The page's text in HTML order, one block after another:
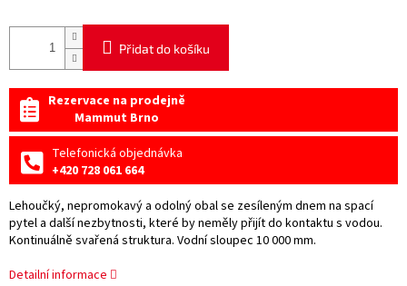
Přidat do košíku
Rezervace na prodejně
Mammut Brno
Telefonická objednávka
+420 728 061 664
Lehoučký, nepromokavý a odolný obal se zesíleným dnem na spací
pytel a další nezbytnosti, které by neměly přijít do kontaktu s vodou.
Kontinuálně svařená struktura. Vodní sloupec 10 000 mm.
Detailní informace